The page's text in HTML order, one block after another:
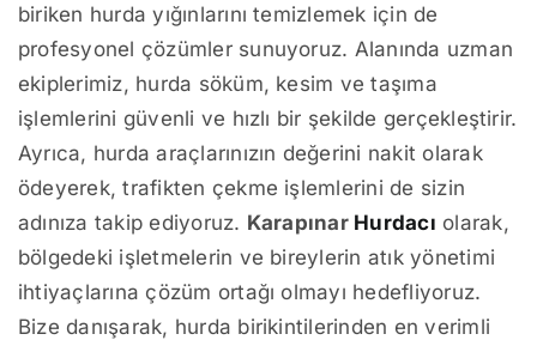
biriken hurda yığınlarını temizlemek için de
profesyonel çözümler sunuyoruz. Alanında uzman
ekiplerimiz, hurda söküm, kesim ve taşıma
işlemlerini güvenli ve hızlı bir şekilde gerçekleştirir.
Ayrıca, hurda araçlarınızın değerini nakit olarak
ödeyerek, trafikten çekme işlemlerini de sizin
adınıza takip ediyoruz. Karapınar Hurdacı olarak,
bölgedeki işletmelerin ve bireylerin atık yönetimi
ihtiyaçlarına çözüm ortağı olmayı hedefliyoruz.
Bize danışarak, hurda birikintilerinden en verimli